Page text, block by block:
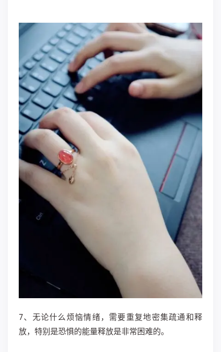
7、无论什么烦恼情绪，需要重复地密集疏通和释
放，特别是恐惧的能量释放是非常困难的。